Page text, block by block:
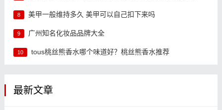
8 美甲一般维持多久 美甲可以自己扣下来吗
9 广州知名化妆品品牌大全
10 tous桃丝熊香水哪个味道好？桃丝熊香水推荐
最新文章